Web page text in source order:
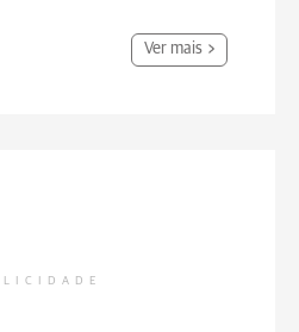
Ver mais